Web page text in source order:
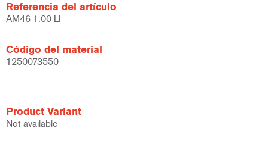
Referencia del artículo
AM46 1.00 LI
Código del material
1250073550
Product Variant
Not available